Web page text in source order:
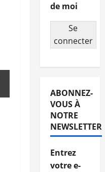
de moi
Se
connecter
ABONNEZ-
VOUS À
NOTRE
NEWSLETTER
Entrez
votre e-